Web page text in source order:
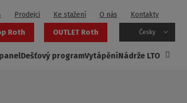
Prodejci Ke stažení O nás Kontakty
Roth OUTLET Roth Česky
Dešťový programVytápěníNádrže LTO